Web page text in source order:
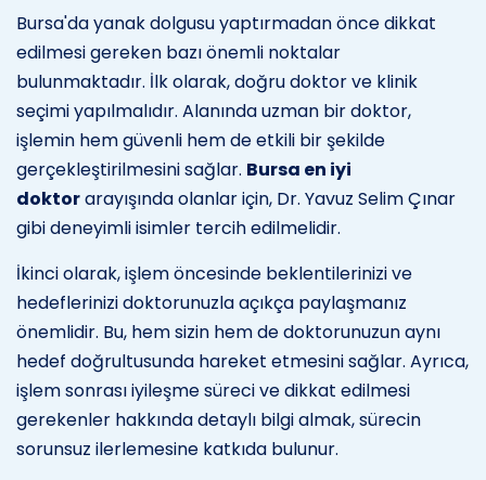
Bursa'da yanak dolgusu yaptırmadan önce dikkat
edilmesi gereken bazı önemli noktalar
bulunmaktadır. İlk olarak, doğru doktor ve klinik
seçimi yapılmalıdır. Alanında uzman bir doktor,
işlemin hem güvenli hem de etkili bir şekilde
gerçekleştirilmesini sağlar. Bursa en iyi
doktorarayışında olanlar için, Dr. Yavuz Selim Çınar
gibi deneyimli isimler tercih edilmelidir.
İkinci olarak, işlem öncesinde beklentilerinizi ve
hedeflerinizi doktorunuzla açıkça paylaşmanız
önemlidir. Bu, hem sizin hem de doktorunuzun aynı
hedef doğrultusunda hareket etmesini sağlar. Ayrıca,
işlem sonrası iyileşme süreci ve dikkat edilmesi
gerekenler hakkında detaylı bilgi almak, sürecin
sorunsuz ilerlemesine katkıda bulunur.